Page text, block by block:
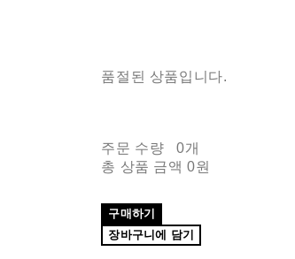
품절된 상품입니다.
주문 수량
0개
총 상품 금액 0원
구매하기
장바구니에 담기